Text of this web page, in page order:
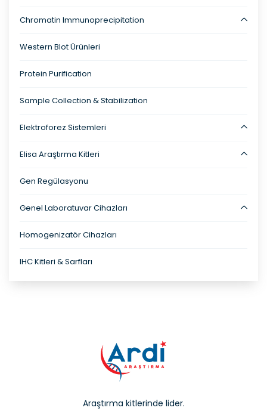
Chromatin Immunoprecipitation
Western Blot Ürünleri
Protein Purification
Sample Collection & Stabilization
Elektroforez Sistemleri
Elisa Araştırma Kitleri
Gen Regülasyonu
Genel Laboratuvar Cihazları
Homogenizatör Cihazları
IHC Kitleri & Sarfları
Araştırma kitlerinde lider.